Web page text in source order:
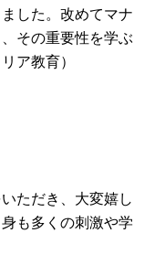
した。改めてマナ
その重要性を学ぶ
ア教育）
ただき、大変嬉し
も多くの刺激や学